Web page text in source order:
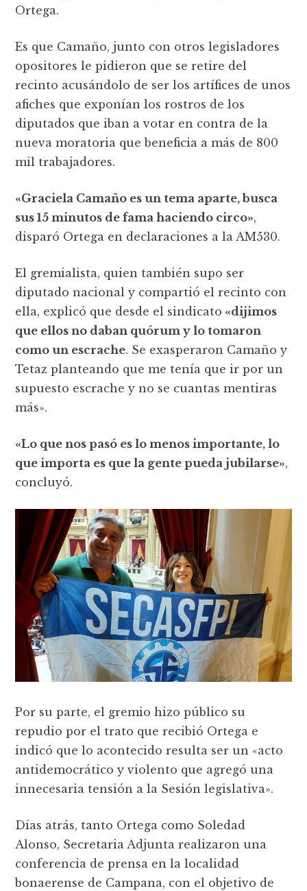
Ortega.
Es que Camaño, junto con otros legisladores
opositores le pidieron que se retire del
recinto acusándolo de ser los artífices de unos
afiches que exponían los rostros de los
diputados que iban a votar en contra de la
nueva moratoria que beneficia a más de 800
mil trabajadores.
«Graciela Camaño es un tema aparte, busca
sus 15 minutos de fama haciendo circo»,
disparó Ortega en declaraciones a la AM530.
El gremialista, quien también supo ser
diputado nacional y compartió el recinto con
ella, explicó que desde el sindicato «dijimos
que ellos no daban quórum y lo tomaron
como un escrache. Se exasperaron Camaño y
Tetaz planteando que me tenía que ir por un
supuesto escrache y no se cuantas mentiras
más».
«Lo que nos pasó es lo menos importante, lo
que importa es que la gente pueda jubilarse»,
concluyó.
Por su parte, el gremio hizo público su
repudio por el trato que recibió Ortega e
indicó que lo acontecido resulta ser un «acto
antidemocrático y violento que agregó una
innecesaria tensión a la Sesión legislativa».
Días atrás, tanto Ortega como Soledad
Alonso, Secretaria Adjunta realizaron una
conferencia de prensa en la localidad
bonaerense de Campana, con el objetivo de